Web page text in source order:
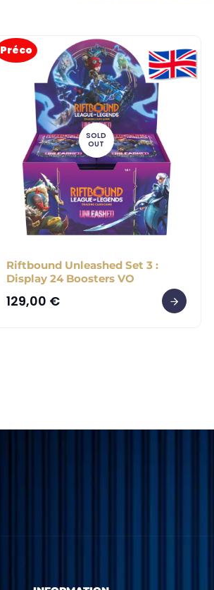
Préco
SOLD
OUT
Riftbound Unleashed Set 3 :
Display 24 Boosters VO
129,00 €